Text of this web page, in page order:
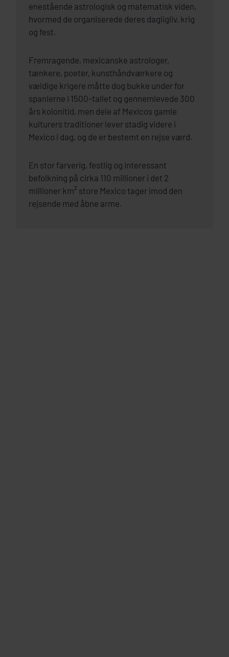
enestående astrologisk og matematisk viden,
hvormed de organiserede deres dagligliv, krig
og fest.
Fremragende, mexicanske astrologer,
tænkere, poeter, kunsthåndværkere og
vældige krigere måtte dog bukke under for
spanierne i 1500-tallet og gennemlevede 300
års kolonitid, men dele af Mexicos gamle
kulturers traditioner lever stadig videre i
Mexico i dag, og de er bestemt en rejse værd.
En stor farverig, festlig og interessant
befolkning på cirka 110 millioner i det 2
millioner km² store Mexico tager imod den
rejsende med åbne arme.